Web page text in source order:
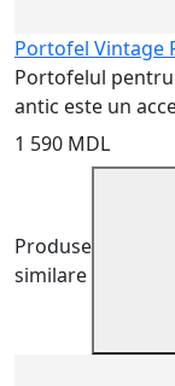
Portofel Vintage
Portofelul
antic este un
1 590 MDL
Produse
similare